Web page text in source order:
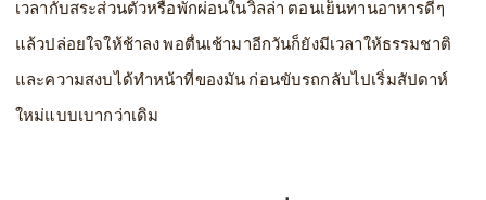
เวลากับสระส่วนตัวหรือพักผ่อนในวิลล่า ตอนเย็นทานอาหารดีๆ
แล้วปล่อยใจให้ช้าลง พอตื่นเช้ามาอีกวันก็ยังมีเวลาให้ธรรมชาติ
และความสงบได้ทำหน้าที่ของมัน ก่อนขับรถกลับไปเริ่มสัปดาห์
ใหม่แบบเบากว่าเดิม